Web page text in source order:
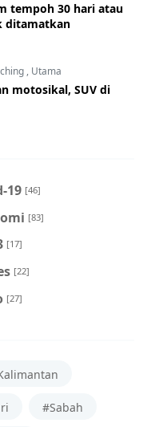
tempoh 30 hari atau
ditamatkan
, Utama
motosikal, SUV di
19 [46]
[83]
[17]
[22]
[27]
#Sabah